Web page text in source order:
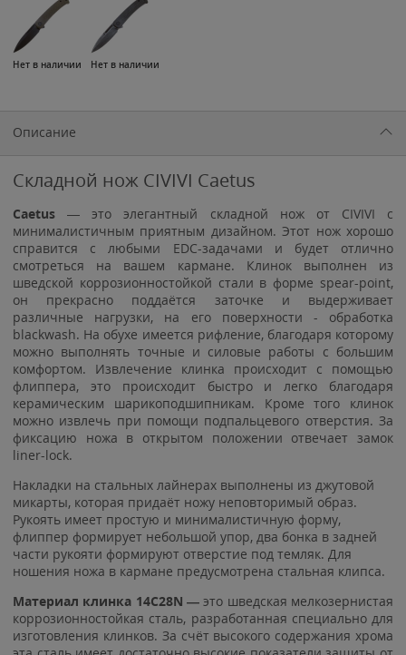
Нет в наличии Нет в наличии
Описание
Складной нож CIVIVI Caetus
Caetus— это элегантный складной нож от CIVIVI с
минималистичным приятным дизайном. Этот нож хорошо
справится с любыми EDC-задачами и будет отлично
смотреться на вашем кармане. Клинок выполнен из
шведской коррозионностойкой стали в форме spear-point,
он прекрасно поддаётся заточке и выдерживает
различные нагрузки, на его поверхности - обработка
blackwash. На обухе имеется рифление, благодаря которому
можно выполнять точные и силовые работы с большим
комфортом. Извлечение клинка происходит с помощью
флиппера, это происходит быстро и легко благодаря
керамическим шарикоподшипникам. Кроме того клинок
можно извлечь при помощи подпальцевого отверстия. За
фиксацию ножа в открытом положении отвечает замок
liner-lock.
Накладки на стальных лайнерах выполнены из джутовой
микарты, которая придаёт ножу неповторимый образ.
Рукоять имеет простую и минималистичную форму,
флиппер формирует небольшой упор, два бонка в задней
части рукояти формируют отверстие под темляк. Для
ношения ножа в кармане предусмотрена стальная клипса.
Материал клинка 14C28N — это шведская мелкозернистая
коррозионностойкая сталь, разработанная специально для
изготовления клинков. За счёт высокого содержания хрома